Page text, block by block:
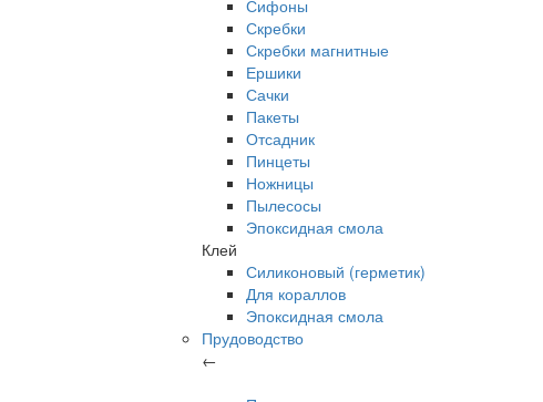
Сифоны
Скребки
Скребки магнитные
Ершики
Сачки
Пакеты
Отсадник
Пинцеты
Ножницы
Пылесосы
Эпоксидная смола
Клей
Силиконовый (герметик)
Для кораллов
Эпоксидная смола
Прудоводство
←